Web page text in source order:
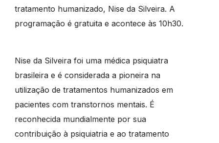
tratamento humanizado, Nise da Silveira. A
programação é gratuita e acontece às 10h30.
Nise da Silveira foi uma médica psiquiatra
brasileira e é considerada a pioneira na
utilização de tratamentos humanizados em
pacientes com transtornos mentais. É
reconhecida mundialmente por sua
contribuição à psiquiatria e ao tratamento